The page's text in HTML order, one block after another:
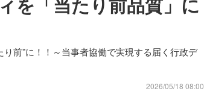
り前”に！！～当事者協働で実現する届く行政デ
2026/05/18 08:00